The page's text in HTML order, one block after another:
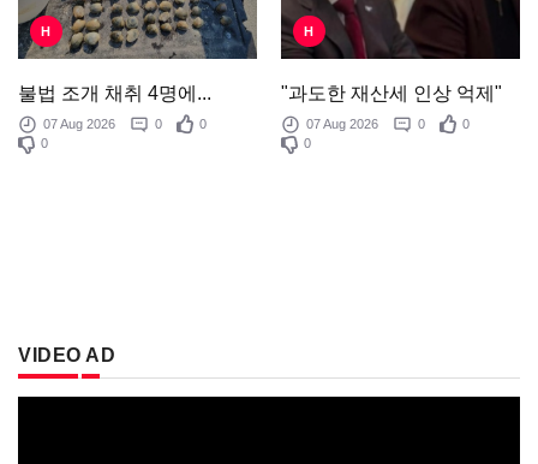
H
불법 조개 채취 4명에...
07 Aug 2026 0
0
0
H
"과도한 재산세 인상 억제"
07 Aug 2026 0
0
0
VIDEO AD